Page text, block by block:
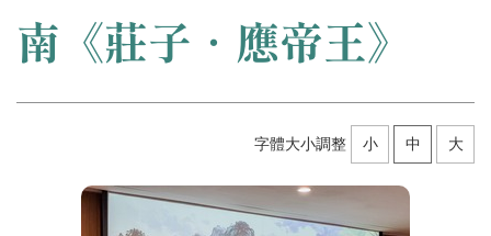
南《莊子‧應帝王》
字體大小調整 小 中 大